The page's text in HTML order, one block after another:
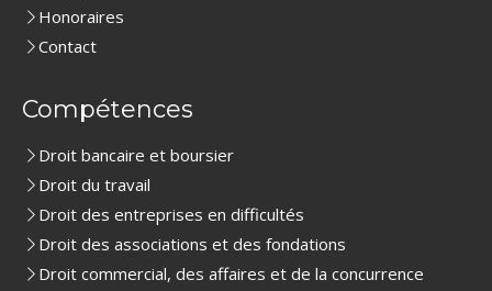
Honoraires
Contact
Compétences
Droit bancaire et boursier
Droit du travail
Droit des entreprises en difficultés
Droit des associations et des fondations
Droit commercial, des affaires et de la concurrence